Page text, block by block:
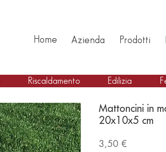
Home Azienda Prodotti
Riscaldamento Edilizia
Mattoncini in
20x10x5 cm
3,50 €Prezzo